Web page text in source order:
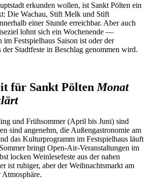
erkunden wollen, ist Sankt Pölten ein
Die Wachau, Stift Melk und Stift
einer Stunde erreichbar. Aber auch
lohnt sich ein Wochenende —
im Festspielhaus Saison ist oder der
der Stadtfeste in Beschlag genommen wird.
für Sankt Pölten Monat
und Frühsommer (April bis Juni) sind
sind angenehm, die Außengastronomie am
das Kulturprogramm im Festspielhaus läuft
bringt Open-Air-Veranstaltungen im
locken Weinlesefeste aus der nahen
ist ruhiger, aber der Weihnachtsmarkt am